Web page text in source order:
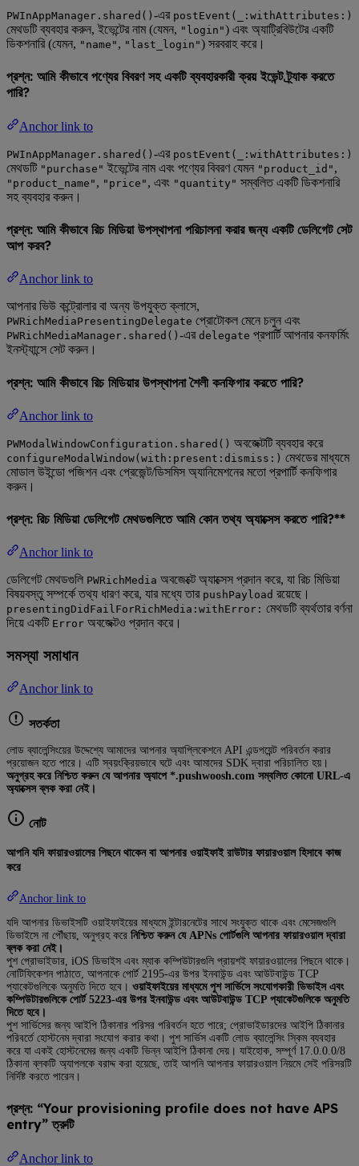
PWInAppManager.shared() -এর postEvent(_:withAttributes:)
মেথডটি ব্যবহার করুন, ইভেন্টের নাম (যেমন, "login") এবং অ্যাট্রিবিউটের একটি
ডিকশনারি (যেমন, "name" , "last_login") সরবরাহ করে।
প্রশ্ন: আমি কীভাবে পণ্যের বিবরণ সহ একটি ব্যবহারকারী ক্রয় ইভেন্ট ট্র্যাক করতে
পারি?
Anchor link to
PWInAppManager.shared() -এর postEvent(_:withAttributes:)
মেথডটি "purchase" ইভেন্টের নাম এবং পণ্যের বিবরণ যেমন "product_id" ,
"product_name" , "price" , এবং "quantity" সম্বলিত একটি ডিকশনারি
সহ ব্যবহার করুন।
প্রশ্ন: আমি কীভাবে রিচ মিডিয়া উপস্থাপনা পরিচালনা করার জন্য একটি ডেলিগেট সেট
আপ করব?
Anchor link to
আপনার ভিউ কন্ট্রোলার বা অন্য উপযুক্ত ক্লাসে,
PWRichMediaPresentingDelegate প্রোটোকল মেনে চলুন এবং
PWRichMediaManager.shared() -এর delegate প্রপার্টি আপনার কনফর্মিং
ইনস্ট্যান্সে সেট করুন।
প্রশ্ন: আমি কীভাবে রিচ মিডিয়ার উপস্থাপনা শৈলী কনফিগার করতে পারি?
Anchor link to
PWModalWindowConfiguration.shared() অবজেক্টটি ব্যবহার করে
configureModalWindow(with:present:dismiss:) মেথডের মাধ্যমে
মোডাল উইন্ডো পজিশন এবং প্রেজেন্ট/ডিসমিস অ্যানিমেশনের মতো প্রপার্টি কনফিগার
করুন।
প্রশ্ন: রিচ মিডিয়া ডেলিগেট মেথডগুলিতে আমি কোন তথ্য অ্যাক্সেস করতে পারি?**
Anchor link to
ডেলিগেট মেথডগুলি PWRichMedia অবজেক্টে অ্যাক্সেস প্রদান করে, যা রিচ মিডিয়া
বিষয়বস্তু সম্পর্কে তথ্য ধারণ করে, যার মধ্যে তার pushPayload রয়েছে।
presentingDidFailForRichMedia:withError: মেথডটি ব্যর্থতার বর্ণনা
দিয়ে একটি Error অবজেক্টও প্রদান করে।
সমস্যা সমাধান
Anchor link to
সতর্কতা
লোড ব্যালেন্সিংয়ের উদ্দেশ্যে আমাদের আপনার অ্যাপ্লিকেশনে API এন্ডপয়েন্ট পরিবর্তন করার
প্রয়োজন হতে পারে। এটি স্বয়ংক্রিয়ভাবে ঘটে এবং আমাদের SDK দ্বারা পরিচালিত হয়।
অনুগ্রহ করে নিশ্চিত করুন যে আপনার অ্যাপে *.pushwoosh.com সম্বলিত কোনো URL-এ
অ্যাক্সেস ব্লক করা নেই।
নোট
আপনি যদি ফায়ারওয়ালের পিছনে থাকেন বা আপনার ওয়াইফাই রাউটার ফায়ারওয়াল হিসাবে কাজ
করে
Anchor link to
যদি আপনার ডিভাইসটি ওয়াইফাইয়ের মাধ্যমে ইন্টারনেটের সাথে সংযুক্ত থাকে এবং মেসেজগুলি
ডিভাইসে না পৌঁছায়, অনুগ্রহ করে নিশ্চিত করুন যে APNs পোর্টগুলি আপনার ফায়ারওয়াল দ্বারা
ব্লক করা নেই।
পুশ প্রোভাইডার, iOS ডিভাইস এবং ম্যাক কম্পিউটারগুলি প্রায়শই ফায়ারওয়ালের পিছনে থাকে।
নোটিফিকেশন পাঠাতে, আপনাকে পোর্ট 2195-এর উপর ইনবাউন্ড এবং আউটবাউন্ড TCP
প্যাকেটগুলিকে অনুমতি দিতে হবে। ওয়াইফাইয়ের মাধ্যমে পুশ সার্ভিসে সংযোগকারী ডিভাইস এবং
কম্পিউটারগুলিকে পোর্ট 5223-এর উপর ইনবাউন্ড এবং আউটবাউন্ড TCP প্যাকেটগুলিকে অনুমতি
দিতে হবে।
পুশ সার্ভিসের জন্য আইপি ঠিকানার পরিসর পরিবর্তন হতে পারে; প্রোভাইডারদের আইপি ঠিকানার
পরিবর্তে হোস্টনেম দ্বারা সংযোগ করার কথা। পুশ সার্ভিস একটি লোড ব্যালেন্সিং স্কিম ব্যবহার
করে যা একই হোস্টনেমের জন্য একটি ভিন্ন আইপি ঠিকানা দেয়। যাইহোক, সম্পূর্ণ 17.0.0.0/8
ঠিকানা ব্লকটি অ্যাপলকে বরাদ্দ করা হয়েছে, তাই আপনি আপনার ফায়ারওয়াল নিয়মে সেই পরিসরটি
নির্দিষ্ট করতে পারেন।
প্রশ্ন: “Your provisioning profile does not have APS
entry” ত্রুটি
Anchor link to